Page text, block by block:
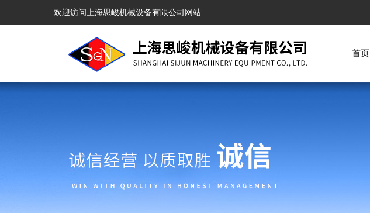
欢迎访问上海思峻机械设备有限公司网站
首页